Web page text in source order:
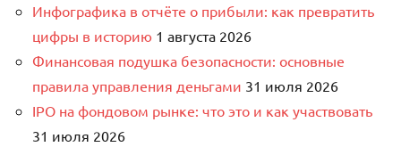
Инфографика в отчёте о прибыли: как превратить
цифры в историю 1 августа 2026
Финансовая подушка безопасности: основные
правила управления деньгами 31 июля 2026
IPO на фондовом рынке: что это и как участвовать
31 июля 2026